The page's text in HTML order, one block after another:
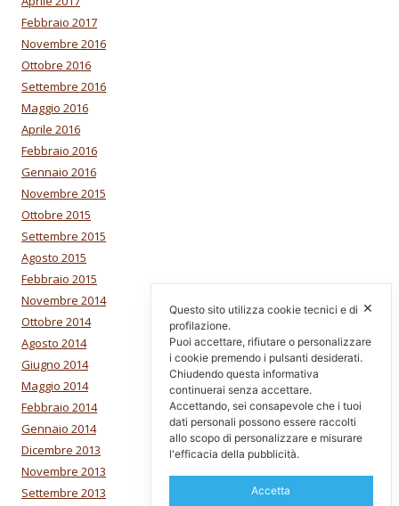
Febbraio 2017
Novembre 2016
Ottobre 2016
Settembre 2016
Maggio 2016
Aprile 2016
Febbraio 2016
Gennaio 2016
Novembre 2015
Ottobre 2015
Settembre 2015
Agosto 2015
Febbraio 2015
Novembre 2014
Ottobre 2014
Agosto 2014
Giugno 2014
Maggio 2014
Febbraio 2014
Gennaio 2014
Dicembre 2013
Novembre 2013
Settembre 2013
✕
Questo sito utilizza cookie tecnici e di
profilazione.
Puoi accettare, rifiutare o personalizzare
i cookie premendo i pulsanti desiderati.
Chiudendo questa informativa
continuerai senza accettare.
Accettando, sei consapevole che i tuoi
dati personali possono essere raccolti
allo scopo di personalizzare e misurare
l'efficacia della pubblicità.
Accetta